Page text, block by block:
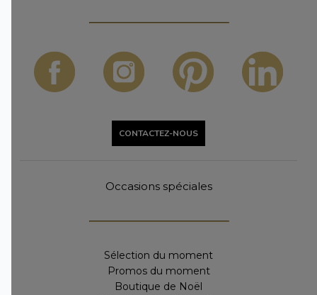
CONTACTEZ-NOUS
Occasions spéciales
Sélection du moment
Promos du moment
Boutique de Noël